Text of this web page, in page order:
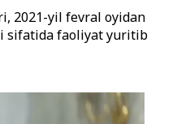
2021-yil fevral oyidan
sifatida faoliyat yuritib